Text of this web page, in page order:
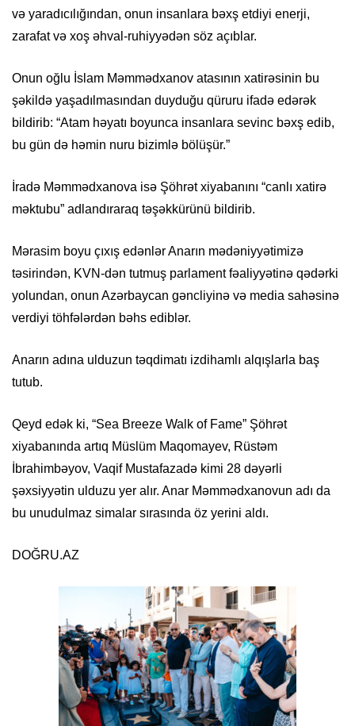
və yaradıcılığından, onun insanlara bəxş etdiyi enerji,
zarafat və xoş əhval-ruhiyyədən söz açıblar.
Onun oğlu İslam Məmmədxanov atasının xatirəsinin bu
şəkildə yaşadılmasından duyduğu qüruru ifadə edərək
bildirib: “Atam həyatı boyunca insanlara sevinc bəxş edib,
bu gün də həmin nuru bizimlə bölüşür.”
İradə Məmmədxanova isə Şöhrət xiyabanını “canlı xatirə
məktubu” adlandıraraq təşəkkürünü bildirib.
Mərasim boyu çıxış edənlər Anarın mədəniyyətimizə
təsirindən, KVN-dən tutmuş parlament fəaliyyətinə qədərki
yolundan, onun Azərbaycan gəncliyinə və media sahəsinə
verdiyi töhfələrdən bəhs ediblər.
Anarın adına ulduzun təqdimatı izdihamlı alqışlarla baş
tutub.
Qeyd edək ki, “Sea Breeze Walk of Fame” Şöhrət
xiyabanında artıq Müslüm Maqomayev, Rüstəm
İbrahimbəyov, Vaqif Mustafazadə kimi 28 dəyərli
şəxsiyyətin ulduzu yer alır. Anar Məmmədxanovun adı da
bu unudulmaz simalar sırasında öz yerini aldı.
DOĞRU.AZ